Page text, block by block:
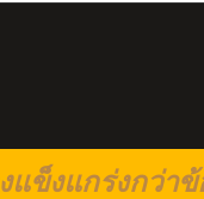
แข็งแกร่งกว่า